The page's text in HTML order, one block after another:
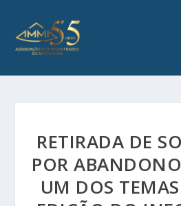
RETIRADA DE
POR
UM DOS